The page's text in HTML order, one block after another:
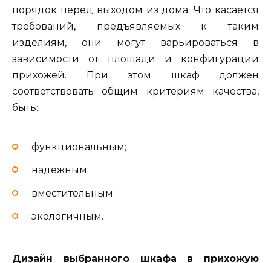
порядок перед выходом из дома. Что касается
требований, предъявляемых к таким
изделиям, они могут варьироваться в
зависимости от площади и конфигурации
прихожей. При этом шкаф должен
соответствовать общим критериям качества,
быть:
функциональным;
надежным;
вместительным;
экологичным.
Дизайн выбранного шкафа в прихожую